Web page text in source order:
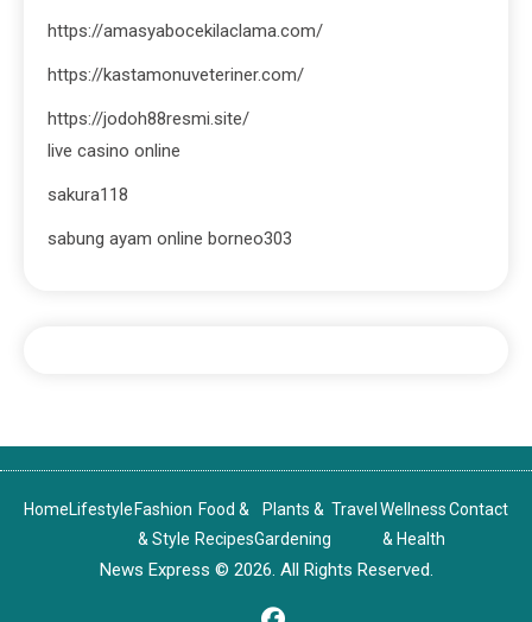
https://amasyabocekilaclama.com/
https://kastamonuveteriner.com/
https://jodoh88resmi.site/
live casino online
sakura118
sabung ayam online borneo303
HomeLifestyle Fashion
& Style
Food &
Recipes
Plants &
Gardening
Travel Wellness
& Health
Contact
News Express © 2026. All Rights Reserved.